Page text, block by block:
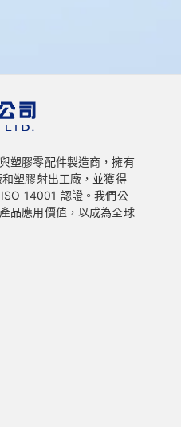
塑膠零配件製造商，擁有
塑膠射出工廠，並獲得
14001 認證。我們公
品應用價值，以成為全球